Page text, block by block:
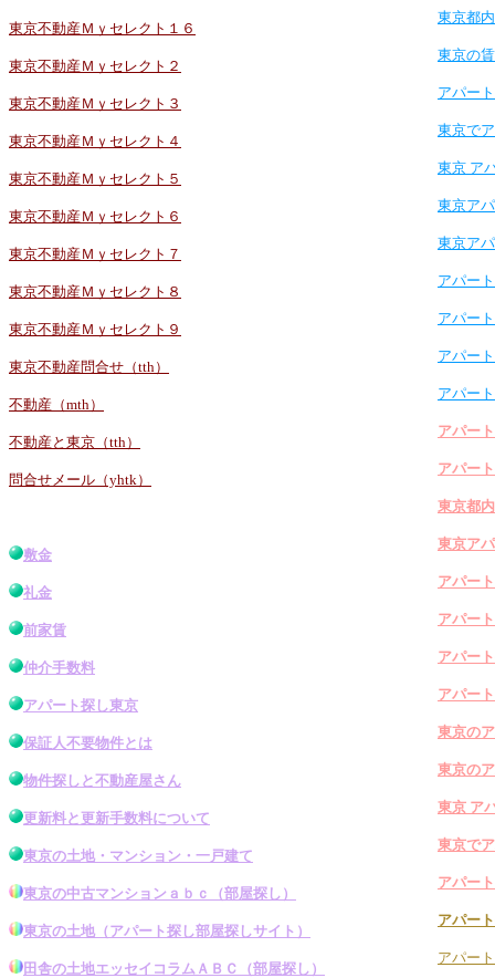
東京不動産Ｍｙセレクト１６
東京不動産Ｍｙセレクト２
東京不動産Ｍｙセレクト３
東京不動産Ｍｙセレクト４
東京不動産Ｍｙセレクト５
東京不動産Ｍｙセレクト６
東京不動産Ｍｙセレクト７
東京不動産Ｍｙセレクト８
東京不動産Ｍｙセレクト９
東京不動産問合せ（tth）
不動産（mth）
不動産と東京（tth）
問合せメール（yhtk）
敷金
礼金
前家賃
仲介手数料
アパート探し東京
保証人不要物件とは
物件探し と不動産屋さん
更新料と更新手数料について
東京の土地・マンション・一戸建て
東京の中古マンション ａｂｃ（部屋探し ）
東京の土地（アパート探し部屋探しサイト）
田舎の土地エッセイコラムＡＢＣ（部屋探し ）
東京都
東京の
アパー
東京で
東京 ア
東京ア
東京ア
アパー
アパー
アパー
アパー
アパー
アパー
東京都
東京ア
アパー
アパー
アパー
アパー
東京の
東京の
東京 ア
東京で
アパー
アパー
アパー